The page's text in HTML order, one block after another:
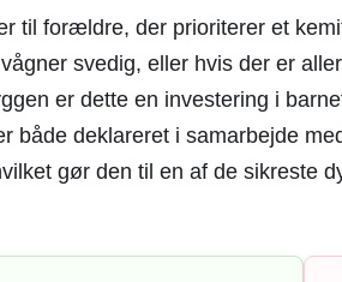
til forældre, der prioriterer et
svedig, eller hvis der er
er dette en investering i
både deklareret i samarbejde
gør den til en af de sikreste